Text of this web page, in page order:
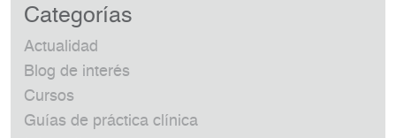
Categorías
Actualidad
Blog de interés
Cursos
Guías de práctica clínica